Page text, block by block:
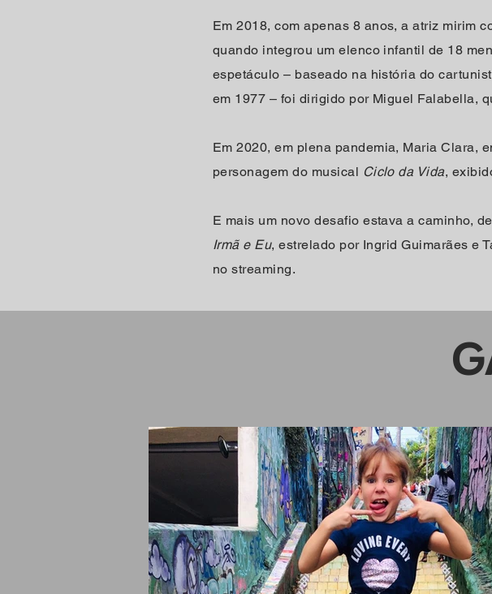
Em 2018, com apenas 8 anos, a atriz mirim
quando integrou um elenco infantil de 18
espetáculo – baseado na história do
em 1977 – foi dirigido por Miguel Falabella,
Em 2020, em plena pandemia, Maria Clara,
personagem do musical Ciclo da Vida,
E mais um novo desafio estava a caminho,
Irmã e Eu, estrelado por Ingrid Guimarães e
no streaming.